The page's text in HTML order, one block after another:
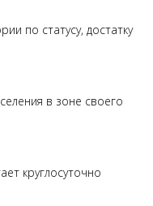
по статусу, достатку
в зоне своего
круглосуточно